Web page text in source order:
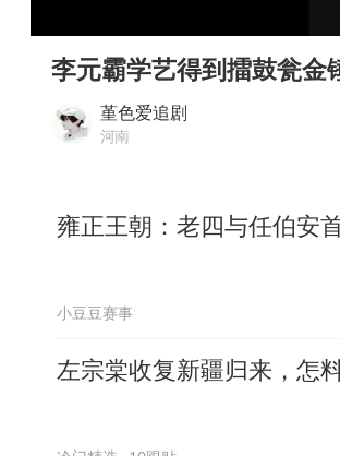
杭州全市有
上四休三，
梁家辉：到
李元霸学艺得到擂鼓瓮金
堇色爱追剧
河南
雍正王朝：老四与任伯安
小豆豆赛事
左宗棠收复新疆归来，怎